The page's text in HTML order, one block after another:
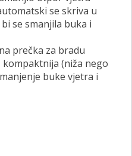
se skriva u
se smanjila buka i
prečka za bradu
(niža nego
buke vjetra i